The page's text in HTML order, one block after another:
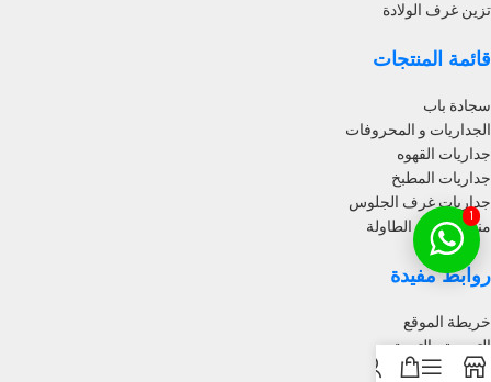
تزين غرف الولادة
قائمة المنتجات
سجادة باب
الجداريات و المحروفات
جداريات القهوه
جداريات المطبخ
جداريات غرف الجلوس
منظم مكتب الطاولة
روابط مفيدة
خريطة الموقع
التسويق بالتبعية
سياسة الخصوصية
1